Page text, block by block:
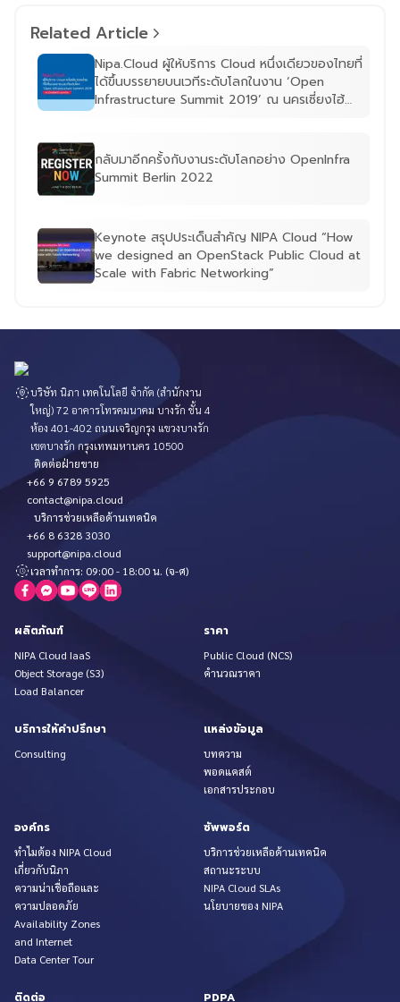
Related Article
Nipa.Cloud ผู้ให้บริการ Cloud หนึ่งเดียวของไทยที่
ได้ขึ้นบรรยายบนเวทีระดับโลกในงาน ‘Open
Infrastructure Summit 2019’ ณ นครเซี่ยงไฮ้
กลับมาอีกครั้งกับงานระดับโลกอย่าง OpenInfra
Summit Berlin 2022
Keynote สรุปประเด็นสำคัญ NIPA Cloud “How
we designed an OpenStack Public Cloud at
Scale with Fabric Networking”
บริษัท นิภา เทคโนโลยี จำกัด (สำนักงาน
ใหญ่) 72 อาคารโทรคมนาคม บางรัก ชั้น 4
ห้อง 401-402 ถนนเจริญกรุง แขวงบางรัก
เขตบางรัก กรุงเทพมหานคร 10500
ติดต่อฝ่ายขาย
+66 9 6789 5925
contact@nipa.cloud
บริการช่วยเหลือด้านเทคนิค
+66 8 6328 3030
support@nipa.cloud
เวลาทำการ: 09:00 - 18:00 น. (จ-ศ)
ผลิตภัณฑ์
NIPA Cloud IaaS
Object Storage (S3)
Load Balancer
ราคา
Public Cloud (NCS)
คำนวณราคา
บริการให้คำปรึกษา
Consulting
แหล่งข้อมูล
บทความ
พอดแคสต์
เอกสารประกอบ
องค์กร
ทำไมต้อง NIPA Cloud
เกี่ยวกับนิภา
ความน่าเชื่อถือและ
ความปลอดภัย
Availability Zones
and Internet
Data Center Tour
ซัพพอร์ต
บริการช่วยเหลือด้านเทคนิค
สถานะระบบ
NIPA Cloud SLAs
นโยบายของ NIPA
ติดต่อ PDPA